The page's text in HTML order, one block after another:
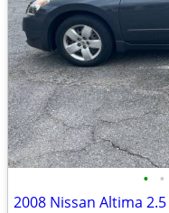
• •
2008 Nissan Altima